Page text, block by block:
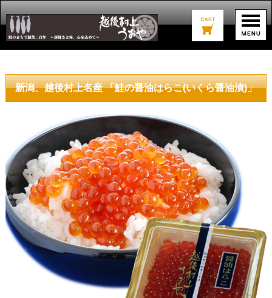
新潟、越後村上名産 「鮭の醤油はらこ(いくら醤油漬)」